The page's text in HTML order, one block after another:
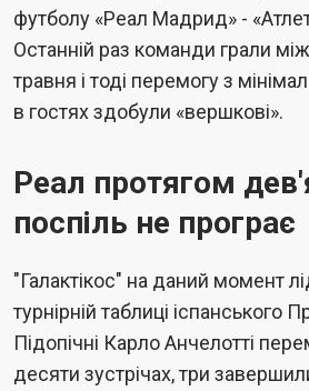
футболу «Реал Мадрид» -
Останній раз команди грали
травня і тоді перемогу з
в гостях здобули «вершкові».
Реал протягом
поспіль не програє
"Галактікос" на даний момент
турнірній таблиці іспанського
Підопічні Карло Анчелотті
десяти зустрічах, три